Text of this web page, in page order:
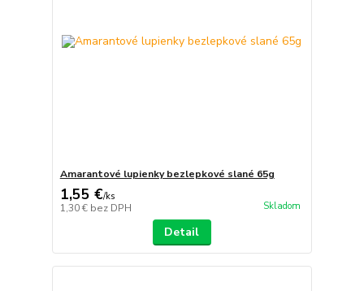
Amarantové lupienky bezlepkové slané 65g
1,55 €/ks
1,30 € bez DPH Skladom
Detail